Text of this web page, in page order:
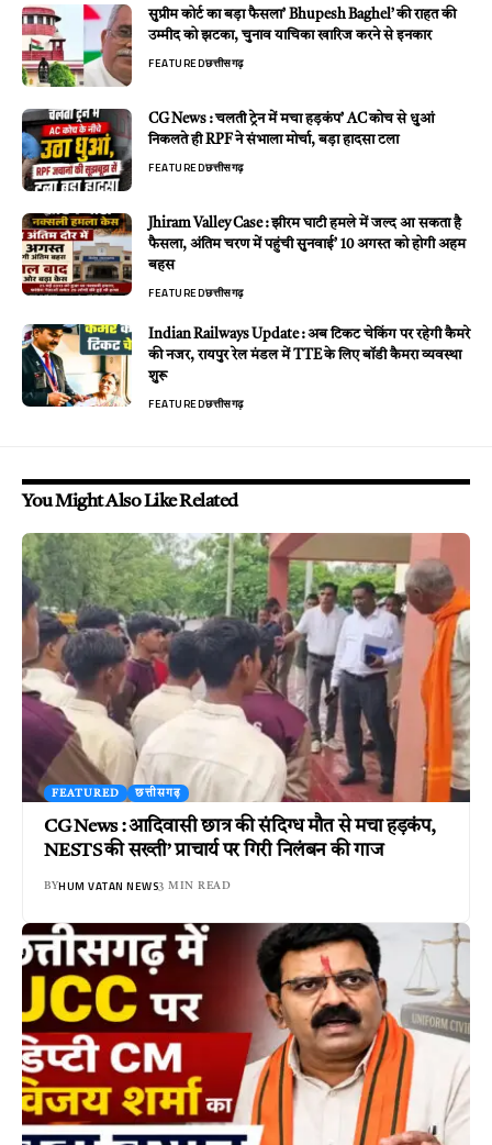
सुप्रीम कोर्ट का बड़ा फैसला’ Bhupesh Baghel’ की राहत की
उम्मीद को झटका, चुनाव याचिका खारिज करने से इनकार
FEATUREDछत्तीसगढ़
CG News : चलती ट्रेन में मचा हड़कंप’ AC कोच से धुआं
निकलते ही RPF ने संभाला मोर्चा, बड़ा हादसा टला
FEATUREDछत्तीसगढ़
Jhiram Valley Case : झीरम घाटी हमले में जल्द आ सकता है
फैसला, अंतिम चरण में पहुंची सुनवाई’ 10 अगस्त को होगी अहम
बहस
FEATUREDछत्तीसगढ़
Indian Railways Update : अब टिकट चेकिंग पर रहेगी कैमरे
की नजर, रायपुर रेल मंडल में TTE के लिए बॉडी कैमरा व्यवस्था
शुरू
FEATUREDछत्तीसगढ़
You Might Also Like Related
FEATURED छत्तीसगढ़
CG News : आदिवासी छात्र की संदिग्ध मौत से मचा हड़कंप,
NESTS की सख्ती’ प्राचार्य पर गिरी निलंबन की गाज
BYHUM VATAN NEWS3 MIN READ